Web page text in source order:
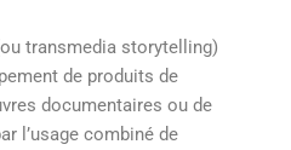
transmedia storytelling)
de produits de
documentaires ou de
l’usage combiné de